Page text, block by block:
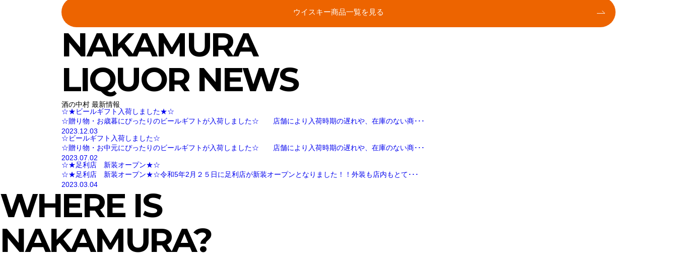
ウイスキー商品一覧を見る
NAKAMURA
LIQUOR NEWS
酒の中村 最新情報
☆★ビールギフト入荷しました★☆
☆贈り物・お歳暮にぴったりのビールギフトが入荷しました☆ 店舗により入荷時期の遅れや、在庫のない商･･･
2023.12.03
☆ビールギフト入荷しました☆
☆贈り物・お中元にぴったりのビールギフトが入荷しました☆ 店舗により入荷時期の遅れや、在庫のない商･･･
2023.07.02
☆★足利店 新装オープン★☆
☆★足利店 新装オープン★☆令和5年2月２５日に足利店が新装オープンとなりました！！外装も店内もとて･･･
2023.03.04
WHERE IS
NAKAMURA?